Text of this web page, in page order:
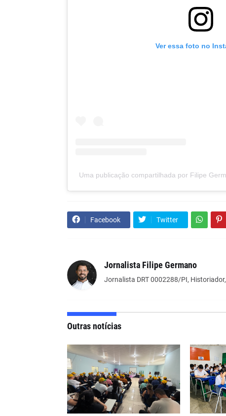
Ver essa foto no
Uma publicação compartilhada por Filipe
Facebook Twitter
Jornalista Filipe Germano
Jornalista DRT 0002288/PI,
Outras notícias